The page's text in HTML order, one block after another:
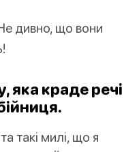
дивно, що вони
яка краде речі
такі милі, що я